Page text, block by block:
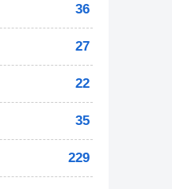
36
27
22
35
229